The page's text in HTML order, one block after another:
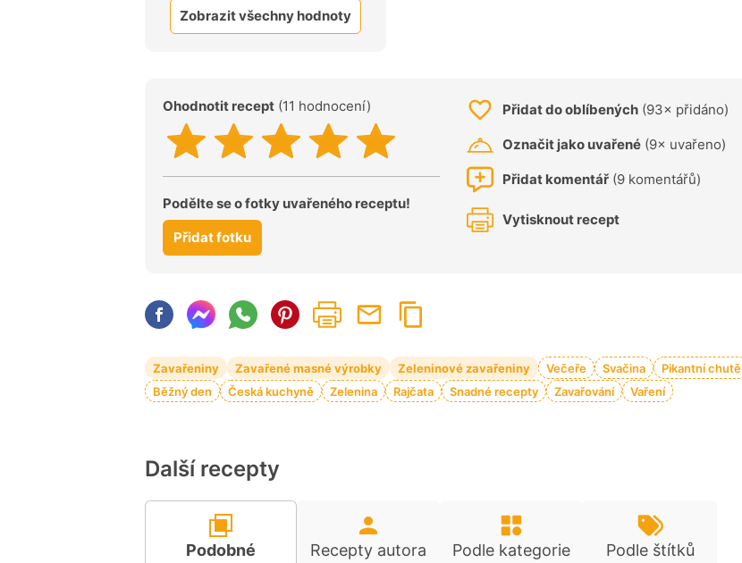
Zobrazit všechny hodnoty
Ohodnotit recept (11 hodnocení)
Podělte se o fotky uvařeného receptu!
Přidat fotku
Přidat do oblíbených (93× přidáno)
Označit jako uvařené (9× uvařeno)
Přidat komentář (9 komentářů)
Vytisknout recept
Zavařeniny Zavařené masné výrobky Zeleninové zavařeniny Večeře Svačina
Pikantní chutě
Běžný den
Česká kuchyně Zelenina Rajčata Snadné recepty Zavařování Vaření
Další recepty
Podobné
Recepty autora Podle kategorie Podle štítků